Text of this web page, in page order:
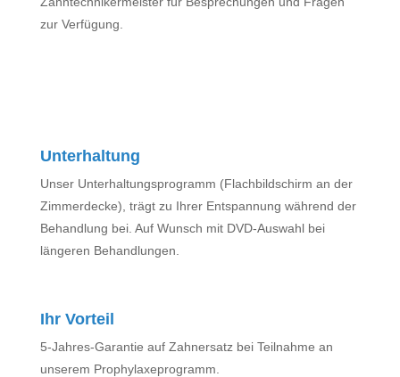
zur Verfügung.
Unterhaltung
Unser Unterhaltungsprogramm (Flachbildschirm an der
Zimmerdecke), trägt zu Ihrer Entspannung während der
Behandlung bei. Auf Wunsch mit DVD-Auswahl bei
längeren Behandlungen.
Ihr Vorteil
5-Jahres-Garantie auf Zahnersatz bei Teilnahme an
unserem Prophylaxeprogramm.